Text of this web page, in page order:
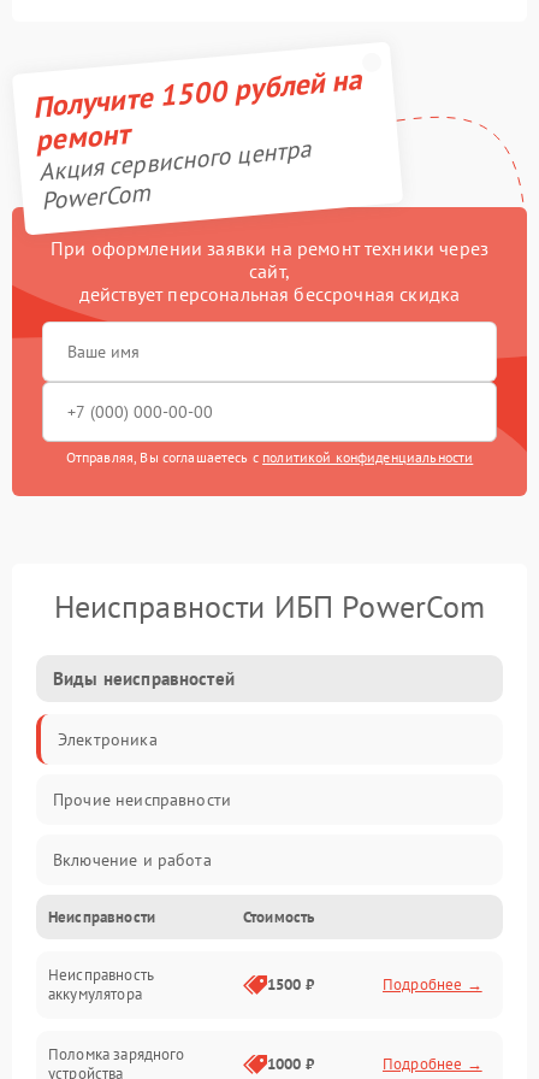
Получите 1500 рублей на
ремонт
Акция сервисного центра
PowerCom
При оформлении заявки на ремонт техники через
сайт,
действует персональная бессрочная скидка
Отправляя, Вы соглашаетесь с политикой конфиденциальности
Неисправности ИБП PowerCom
Виды неисправностей
Электроника
Прочие неисправности
Включение и работа
Работа с нагрузкой
Звук и индикация
Неисправности Стоимость
Неисправность
аккумулятора
1500 ₽ Подробнее →
Поломка зарядного
устройства
1000 ₽ Подробнее →